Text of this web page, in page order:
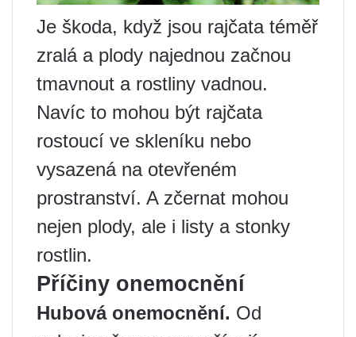
Je škoda, když jsou rajčata téměř
zralá a plody najednou začnou
tmavnout a rostliny vadnou.
Navíc to mohou být rajčata
rostoucí ve skleníku nebo
vysazená na otevřeném
prostranství. A zčernat mohou
nejen plody, ale i listy a stonky
rostlin.
Příčiny onemocnění
Hubová onemocnění. Od